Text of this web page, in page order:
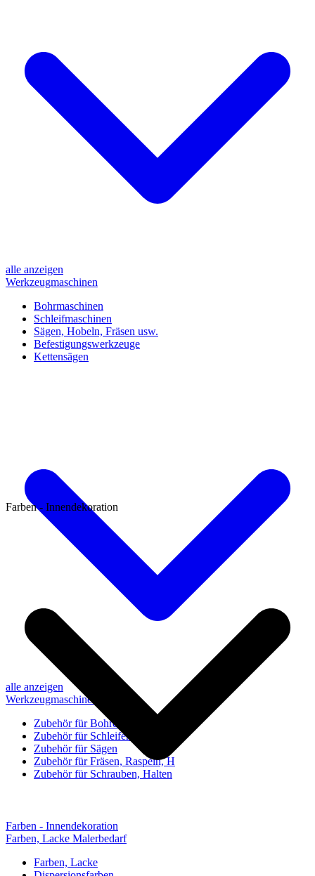
alle anzeigen
Werkzeugmaschinen
Bohrmaschinen
Schleifmaschinen
Sägen, Hobeln, Fräsen usw.
Befestigungswerkzeuge
Kettensägen
alle anzeigen
Werkzeugmaschinen-Zubehör
Zubehör für Bohren, Bohrhilfen
Zubehör für Schleifen, Poliere
Zubehör für Sägen
Zubehör für Fräsen, Raspeln, H
Zubehör für Schrauben, Halten
Farben - Innendekoration
Farben - Innendekoration
Farben, Lacke Malerbedarf
Farben, Lacke